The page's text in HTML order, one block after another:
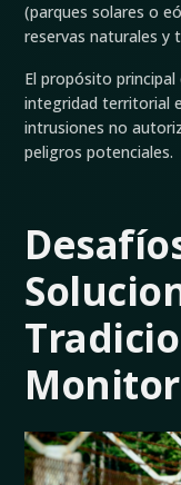
(parques solares o
reservas naturales y
El propósito
integridad territorial
intrusiones no
peligros potenciales.